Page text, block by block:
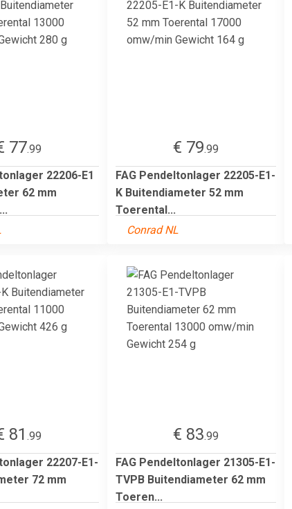
77.99
22206-E1
62 mm
€ 79.99
FAG Pendeltonlager 22205-E1-
K Buitendiameter 52 mm
Toerental...
Conrad NL
81 .99
22207-E1-
72 mm
€ 83.99
FAG Pendeltonlager 21305-E1-
TVPB Buitendiameter 62 mm
Toeren...